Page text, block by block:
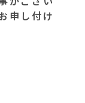
申し付け